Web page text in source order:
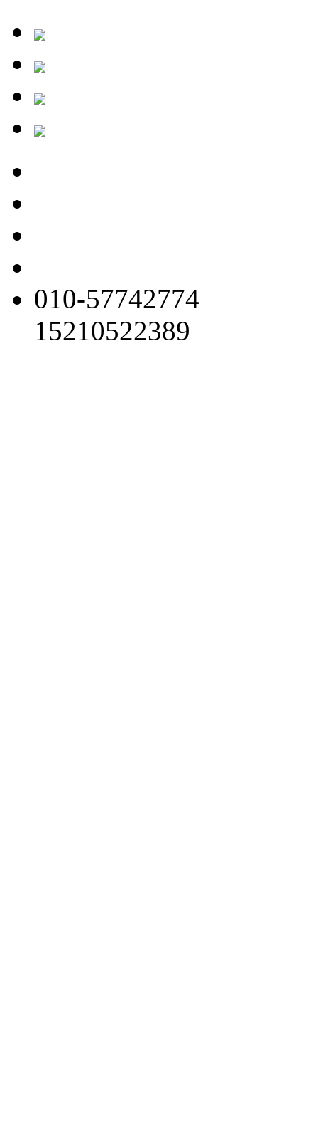
010-57742774
15210522389